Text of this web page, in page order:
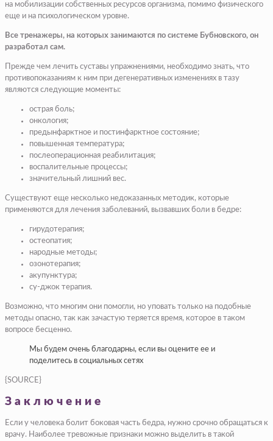
на мобилизации собственных ресурсов организма, помимо физического
еще и на психологическом уровне.
Все тренажеры, на которых занимаются по системе Бубновского, он
разработал сам.
Прежде чем лечить суставы упражнениями, необходимо знать, что
противопоказаниям к ним при дегенеративных изменениях в тазу
являются следующие моменты:
острая боль;
онкология;
предынфарктное и постинфарктное состояние;
повышенная температура;
послеоперационная реабилитация;
воспалительные процессы;
значительный лишний вес.
Существуют еще несколько недоказанных методик, которые
применяются для лечения заболеваний, вызвавших боли в бедре:
гирудотерапия;
остеопатия;
народные методы;
озонотерапия;
акупунктура;
су-джок терапия.
Возможно, что многим они помогли, но уповать только на подобные
методы опасно, так как зачастую теряется время, которое в таком
вопросе бесценно.
Мы будем очень благодарны, если вы оцените ее и
поделитесь в социальных сетях
{SOURCE}
Заключение
Если у человека болит боковая часть бедра, нужно срочно обращаться к
врачу. Наиболее тревожные признаки можно выделить в такой